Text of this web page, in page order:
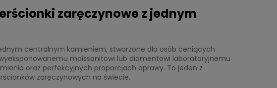
zaręczynowe z jednym
centralnym kamieniem, stworzone dla osób ceniących
moissanitowi lub diamentowi laboratoryjnemu
oraz perfekcyjnych proporcjach oprawy. To jeden z
zaręczynowych na świecie.